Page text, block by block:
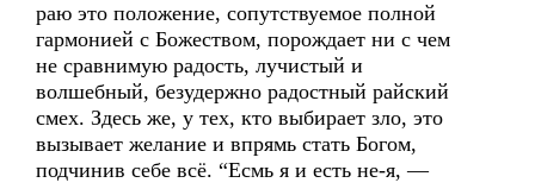
раю это положение, сопутствуемое полной
гармонией с Божеством, порождает ни с чем
не сравнимую радость, лучистый и
волшебный, безудержно радостный райский
смех. Здесь же, у тех, кто выбирает зло, это
вызывает желание и впрямь стать Богом,
подчинив себе всё. “Есмь я и есть не-я, —